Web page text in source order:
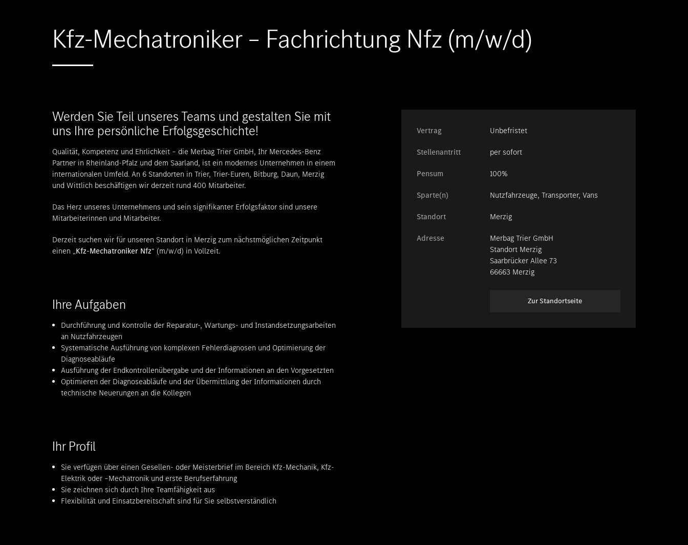
Standort favorisieren
Trier-Euren
Standort favorisieren
Weilburg
Kfz-Mechatroniker – Fachrichtung Nfz (m/w/d)
Vertrag Unbefristet
Stellenantritt per sofort
Pensum 100%
Sparte(n) Nutzfahrzeuge, Transporter, Vans
Standort Merzig
Adresse
Merbag Trier GmbH
Standort Merzig
Saarbrücker Allee 73
66663 Merzig
Zur Standortseite
Werden Sie Teil unseres Teams und gestalten Sie mit
uns Ihre persönliche Erfolgsgeschichte!
Qualität, Kompetenz und Ehrlichkeit – die Merbag Trier GmbH, Ihr Mercedes-Benz
Partner in Rheinland-Pfalz und dem Saarland, ist ein modernes Unternehmen in einem
internationalen Umfeld. An 6 Standorten in Trier, Trier-Euren, Bitburg, Daun, Merzig
und Wittlich beschäftigen wir derzeit rund 400 Mitarbeiter.
Das Herz unseres Unternehmens und sein signifikanter Erfolgsfaktor sind unsere
Mitarbeiterinnen und Mitarbeiter.
Derzeit suchen wir für unseren Standort in Merzig zum nächstmöglichen Zeitpunkt
einen „Kfz-Mechatroniker Nfz“ (m/w/d) in Vollzeit.
Ihre Aufgaben
Durchführung und Kontrolle der Reparatur-, Wartungs- und Instandsetzungsarbeiten
an Nutzfahrzeugen
Systematische Ausführung von komplexen Fehlerdiagnosen und Optimierung der
Diagnoseabläufe
Ausführung der Endkontrollenübergabe und der Informationen an den Vorgesetzten
Optimieren der Diagnoseabläufe und der Übermittlung der Informationen durch
technische Neuerungen an die Kollegen
Ihr Profil
Sie verfügen über einen Gesellen- oder Meisterbrief im Bereich Kfz-Mechanik, Kfz-
Elektrik oder –Mechatronik und erste Berufserfahrung
Sie zeichnen sich durch Ihre Teamfähigkeit aus
Flexibilität und Einsatzbereitschaft sind für Sie selbstverständlich